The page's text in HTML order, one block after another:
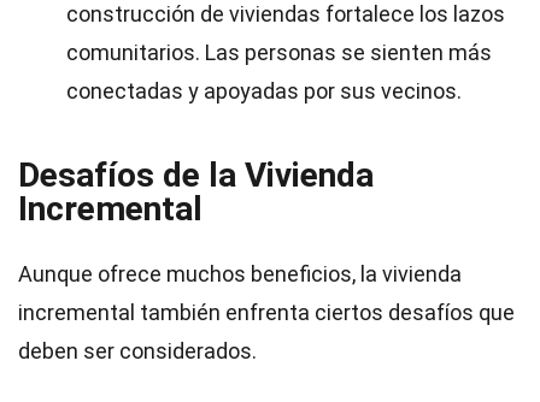
construcción de viviendas fortalece los lazos
comunitarios. Las personas se sienten más
conectadas y apoyadas por sus vecinos.
Desafíos de la Vivienda
Incremental
Aunque ofrece muchos beneficios, la vivienda
incremental también enfrenta ciertos desafíos que
deben ser considerados.